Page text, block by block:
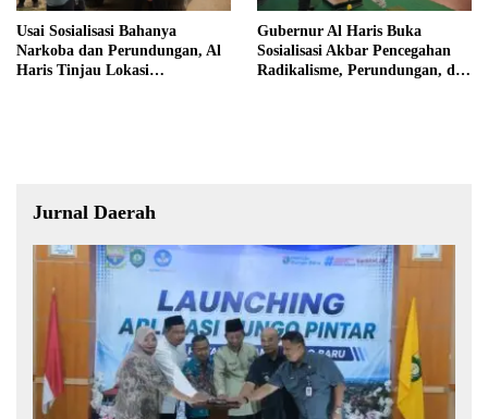
Usai Sosialisasi Bahanya
Narkoba dan Perundungan, Al
Haris Tinjau Lokasi
Gubernur Al Haris Buka
Sosialisasi Akbar Pencegahan
Radikalisme, Perundungan, dan
Jurnal Daerah